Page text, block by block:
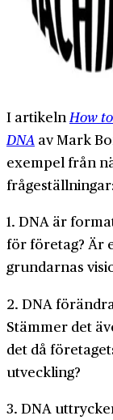
I artikelnHow
DNA av Mark
exempel från
frågeställningar:
1. DNA är
för företag? Är
grundarnas
2. DNA
Stämmer det
det då
utveckling?
3. DNA